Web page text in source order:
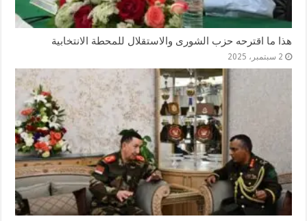
هذا ما اقترحه حزب الشورى والاستقلال للمحطة الانتخابية
2 سبتمبر، 2025